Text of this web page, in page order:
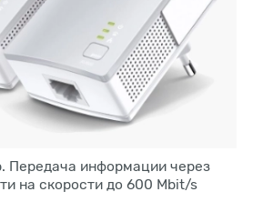
Передача информации через
на скорости до 600 Mbit/s